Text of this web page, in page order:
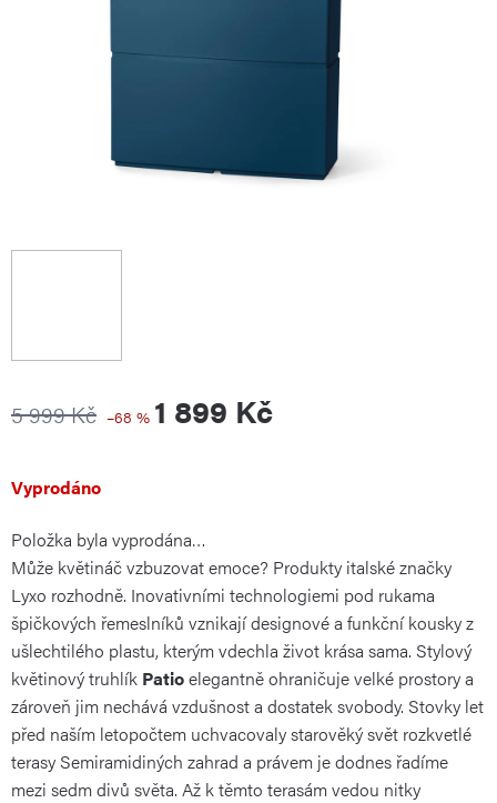
5 999 Kč –68 % 1 899 Kč
Měrná
cena:
Vyprodáno
Položka byla vyprodána…
Může květináč vzbuzovat emoce? Produkty italské značky
Lyxo rozhodně. Inovativními technologiemi pod rukama
špičkových řemeslníků vznikají designové a funkční kousky z
ušlechtilého plastu, kterým vdechla život krása sama. Stylový
květinový truhlík Patioelegantně ohraničuje velké prostory a
zároveň jim nechává vzdušnost a dostatek svobody. Stovky let
před naším letopočtem uchvacovaly starověký svět rozkvetlé
terasy Semiramidiných zahrad a právem je dodnes řadíme
mezi sedm divů světa. Až k těmto terasám vedou nitky